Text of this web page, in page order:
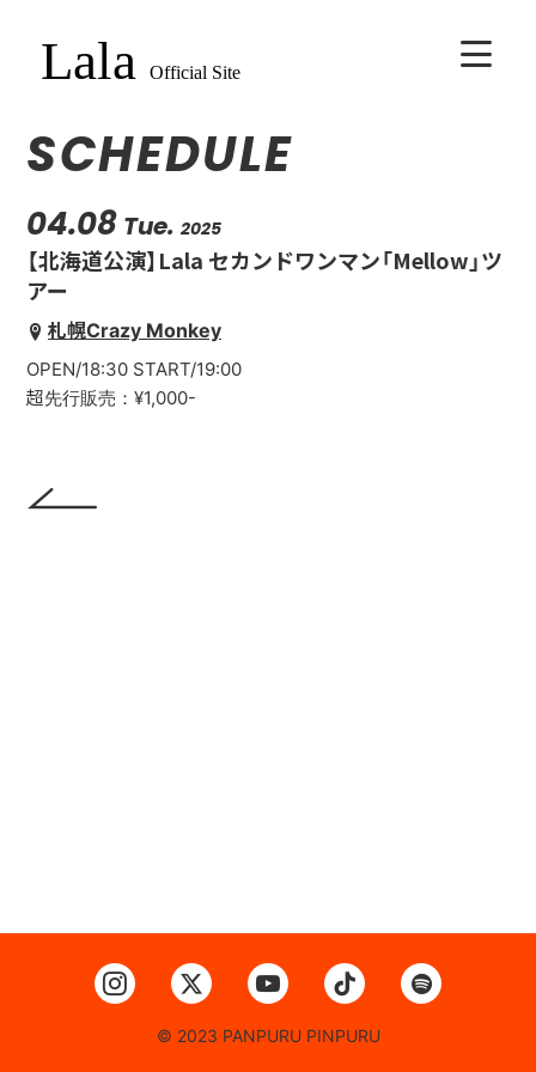
HOME
VIDEO
SCHEDULE
04.08 Tue. 2025
【北海道公演】Lala セカンドワンマン「Mellow」ツ
アー
札幌Crazy Monkey
OPEN/18:30 START/19:00
超先行販売：¥1,000-
© 2023 PANPURU PINPURU